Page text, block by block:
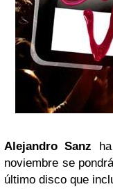
Alejandro Sanz
noviembre se
último disco que